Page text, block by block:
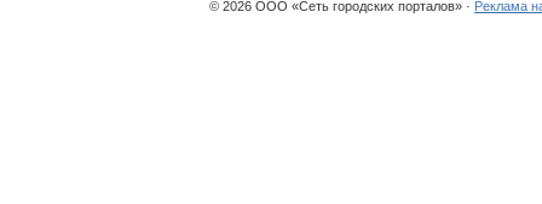
© 2026 ООО «Сеть городских порталов» · Реклама